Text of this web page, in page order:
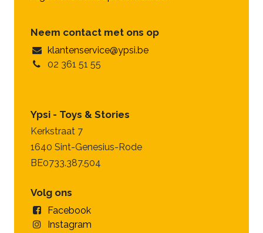
Neem contact met ons op
klantenservice@ypsi.be
02 361 51 55
Ypsi - Toys & Stories
Kerkstraat 7
1640 Sint-Genesius-Rode
BE0733.387.504
Volg ons
Facebook
Instagram